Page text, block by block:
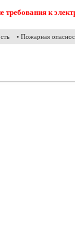
требования к
• Пожарная